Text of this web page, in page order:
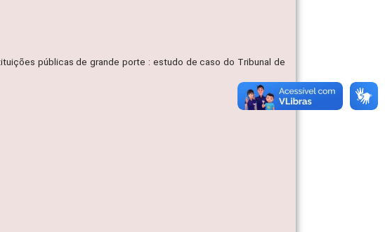
públicas de grande porte : estudo de caso do Tribunal de